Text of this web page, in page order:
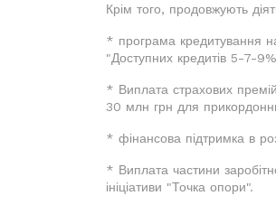
Крім того, продовжують
* програма кредитування
"Доступних кредитів 5-7-
* Виплата страхових
30 млн грн для
* фінансова підтримка в
* Виплата частини
ініціативи "Точка опори".